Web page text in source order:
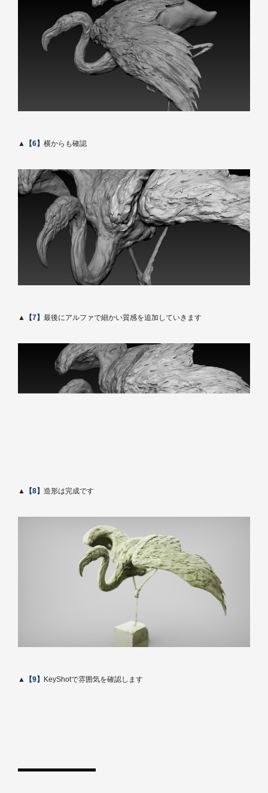
▲ 【6】 横からも確認
▲ 【7】 最後にアルファで細かい質感を追加していきます
▲ 【8】 造形は完成です
▲ 【9】 KeyShotで雰囲気を確認します